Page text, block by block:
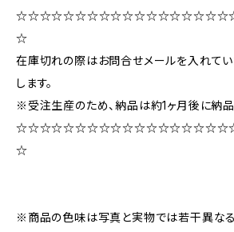
☆
在庫切れの際はお問合せメールを入れて
します。
※受注生産のため、納品は約1ヶ月後に納品
☆
※商品の色味は写真と実物では若干異な